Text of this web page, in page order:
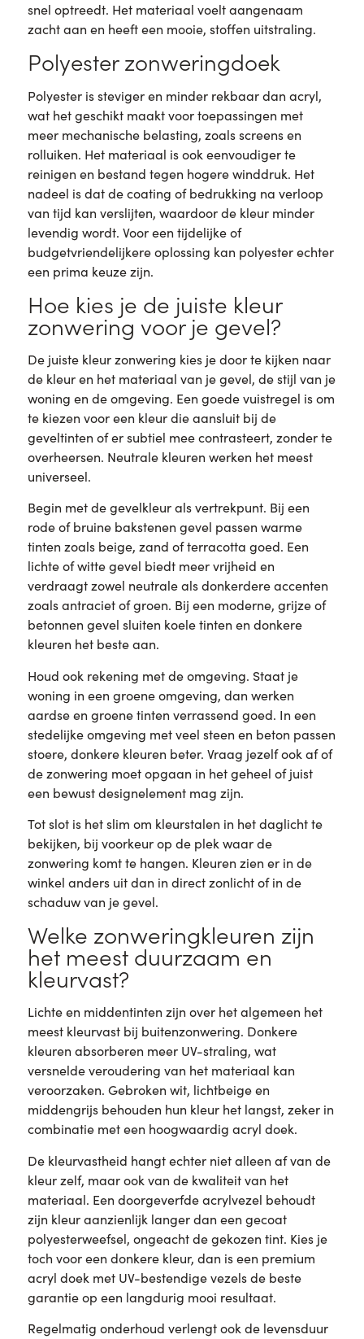
snel optreedt. Het materiaal voelt aangenaam
zacht aan en heeft een mooie, stoffen uitstraling.
Polyester zonweringdoek
Polyester is steviger en minder rekbaar dan acryl,
wat het geschikt maakt voor toepassingen met
meer mechanische belasting, zoals screens en
rolluiken. Het materiaal is ook eenvoudiger te
reinigen en bestand tegen hogere winddruk. Het
nadeel is dat de coating of bedrukking na verloop
van tijd kan verslijten, waardoor de kleur minder
levendig wordt. Voor een tijdelijke of
budgetvriendelijkere oplossing kan polyester echter
een prima keuze zijn.
Hoe kies je de juiste kleur
zonwering voor je gevel?
De juiste kleur zonwering kies je door te kijken naar
de kleur en het materiaal van je gevel, de stijl van je
woning en de omgeving. Een goede vuistregel is om
te kiezen voor een kleur die aansluit bij de
geveltinten of er subtiel mee contrasteert, zonder te
overheersen. Neutrale kleuren werken het meest
universeel.
Begin met de gevelkleur als vertrekpunt. Bij een
rode of bruine bakstenen gevel passen warme
tinten zoals beige, zand of terracotta goed. Een
lichte of witte gevel biedt meer vrijheid en
verdraagt zowel neutrale als donkerdere accenten
zoals antraciet of groen. Bij een moderne, grijze of
betonnen gevel sluiten koele tinten en donkere
kleuren het beste aan.
Houd ook rekening met de omgeving. Staat je
woning in een groene omgeving, dan werken
aardse en groene tinten verrassend goed. In een
stedelijke omgeving met veel steen en beton passen
stoere, donkere kleuren beter. Vraag jezelf ook af of
de zonwering moet opgaan in het geheel of juist
een bewust designelement mag zijn.
Tot slot is het slim om kleurstalen in het daglicht te
bekijken, bij voorkeur op de plek waar de
zonwering komt te hangen. Kleuren zien er in de
winkel anders uit dan in direct zonlicht of in de
schaduw van je gevel.
Welke zonweringkleuren zijn
het meest duurzaam en
kleurvast?
Lichte en middentinten zijn over het algemeen het
meest kleurvast bij buitenzonwering. Donkere
kleuren absorberen meer UV-straling, wat
versnelde veroudering van het materiaal kan
veroorzaken. Gebroken wit, lichtbeige en
middengrijs behouden hun kleur het langst, zeker in
combinatie met een hoogwaardig acryl doek.
De kleurvastheid hangt echter niet alleen af van de
kleur zelf, maar ook van de kwaliteit van het
materiaal. Een doorgeverfde acrylvezel behoudt
zijn kleur aanzienlijk langer dan een gecoat
polyesterweefsel, ongeacht de gekozen tint. Kies je
toch voor een donkere kleur, dan is een premium
acryl doek met UV-bestendige vezels de beste
garantie op een langdurig mooi resultaat.
Regelmatig onderhoud verlengt ook de levensduur